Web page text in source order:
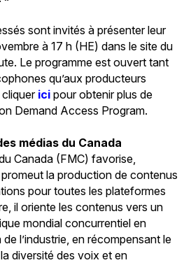
sont invités à présenter leur
à 17 h (HE) dans le site du
Le programme est ouvert tant
qu’aux producteurs
ici pour obtenir plus de
Demand Access Program.
médias du Canada
Canada (FMC) favorise,
la production de contenus
pour toutes les plateformes
il oriente les contenus vers un
mondial concurrentiel en
l’industrie, en récompensant le
diversité des voix et en